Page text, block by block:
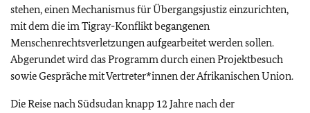
stehen, einen Mechanismus für Übergangsjustiz einzurichten,
mit dem die im Tigray-Konflikt begangenen
Menschenrechtsverletzungen aufgearbeitet werden sollen.
Abgerundet wird das Programm durch einen Projektbesuch
sowie Gespräche mit Vertreter*innen der Afrikanischen Union.
Die Reise nach Südsudan knapp 12 Jahre nach der